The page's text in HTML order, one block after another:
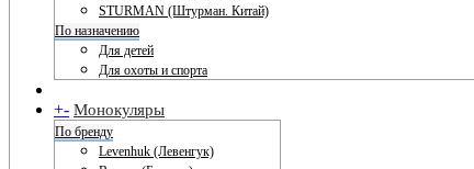
STURMAN (Штурман. Китай)
По назначению
Для детей
Для охоты и спорта
+- Монокуляры
По бренду
Levenhuk (Левенгук)